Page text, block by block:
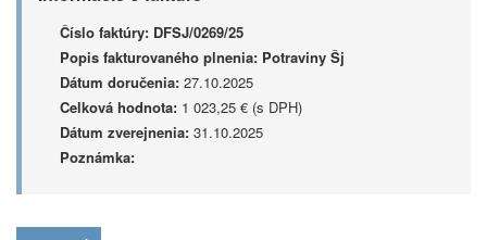
Číslo faktúry: DFSJ/0269/25
Popis fakturovaného plnenia: Potraviny Šj
Dátum doručenia: 27.10.2025
Celková hodnota: 1 023,25 € (s DPH)
Dátum zverejnenia: 31.10.2025
Poznámka: